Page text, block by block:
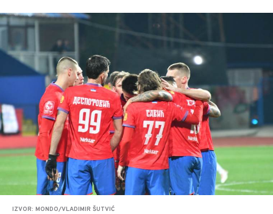
IZVOR: MONDO/VLADIMIR ŠUTVIĆ